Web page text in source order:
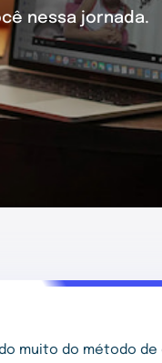
nessa jornada.
muito do método